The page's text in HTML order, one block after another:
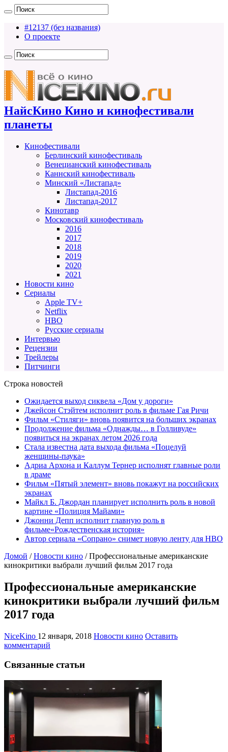
#12137 (без названия)
О проекте
НайсКино Кино и кинофестивали
планеты
Кинофестивали
Берлинский кинофестиваль
Венецианский кинофестиваль
Каннский кинофестиваль
Минский «Листапад»
Листапад-2016
Листапад-2017
Кинотавр
Московский кинофестиваль
2016
2017
2018
2019
2020
2021
Новости кино
Сериалы
Apple TV+
Netflix
HBO
Русские сериалы
Интервью
Рецензии
Трейлеры
Питчинги
Строка новостей
Ожидается выход сиквела «Дом у дороги»
Джейсон Стэйтем исполнит роль в фильме Гая Ричи
Фильм «Стиляги» вновь появится на больших экранах
Продолжение фильма «Однажды… в Голливуде»
появиться на экранах летом 2026 года
Стала известна дата выхода фильма «Поцелуй
женщины-паука»
Адриа Архона и Каллум Тернер исполнят главные роли
в драме
Фильм «Пятый элемент» вновь покажут на российских
экранах
Майкл Б. Джордан планирует исполнить роль в новой
картине «Полиция Майами»
Джонни Депп исполнит главную роль в
фильме«Рождественская история»
Автор сериала «Сопрано» снимет новую ленту для HBO
Домой / Новости кино / Профессиональные американские
кинокритики выбрали лучший фильм 2017 года
Профессиональные американские
кинокритики выбрали лучший фильм
2017 года
NiceKino 12 января, 2018 Новости кино Оставить
комментарий
Связанные статьи